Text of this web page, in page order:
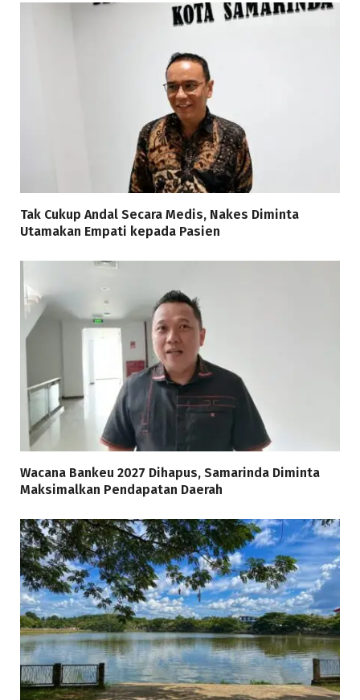
Tak Cukup Andal Secara Medis, Nakes Diminta
Utamakan Empati kepada Pasien
Wacana Bankeu 2027 Dihapus, Samarinda Diminta
Maksimalkan Pendapatan Daerah